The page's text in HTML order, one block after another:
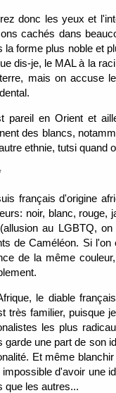
donc les yeux et
cachés dans
la forme plus noble et
dis-je, le MAL à la
mais on accuse
pareil en Orient et
des blancs,
ethnie, tutsi quand
français d'origine
noir, blanc, rouge,
au LGBTQ,
de Caméléon. Si
de la même
le diable
très familier, puisque
les plus
garde une part de son
Et même
impossible d'avoir une
que les autres...